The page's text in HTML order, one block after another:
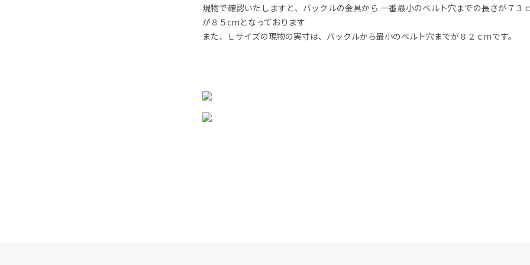
現物で確認いたしますと、バックルの金具から 一番最小のベルト穴までの長さが７３
が８５cmとなっております
また、Ｌサイズの現物の実寸は、バックルから最小のベルト穴までが８２ｃｍです。